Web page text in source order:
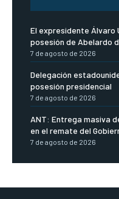
El expresidente Álvaro
posesión de Abelardo
7 de agosto de 2026
Delegación
posesión presidencial
7 de agosto de 2026
ANT: Entrega masiva
en el remate del
7 de agosto de 2026